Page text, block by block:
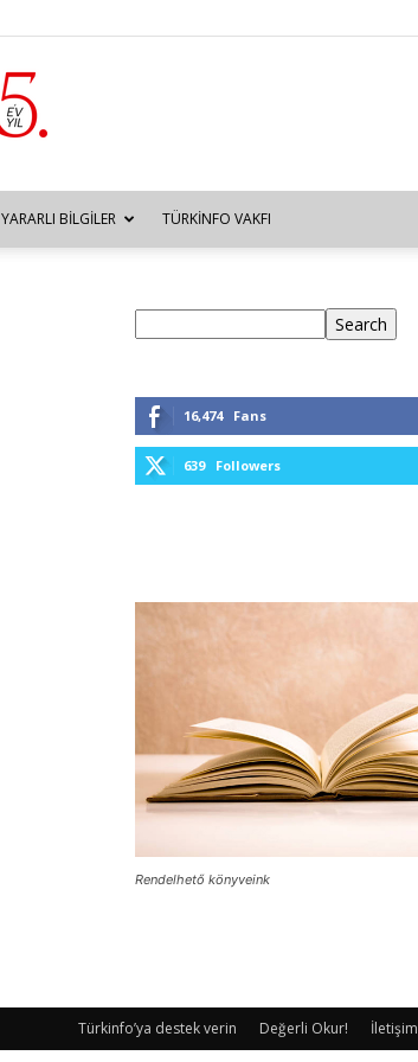
YARARLI BILGILER TÜRKINFO VAKFI
Search
16,474 Fans
639 Followers
Rendelhető könyveink
Türkinfo’ya destek verin Değerli Okur! İletişim